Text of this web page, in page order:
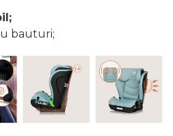
bauturi;